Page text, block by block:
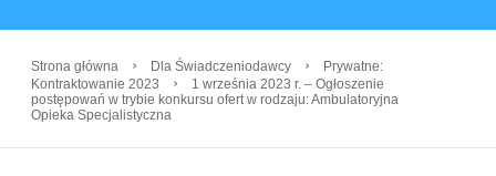
Strona główna › Dla Świadczeniodawcy ›
Prywatne:
Kontraktowanie 2023
›
1 września 2023 r. – Ogłoszenie
postępowań w trybie konkursu ofert w rodzaju: Ambulatoryjna
Opieka Specjalistyczna